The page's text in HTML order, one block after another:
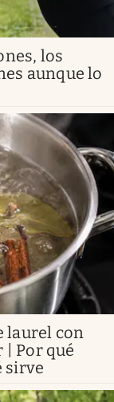
los
aunque lo
laurel con
| Por qué
sirve